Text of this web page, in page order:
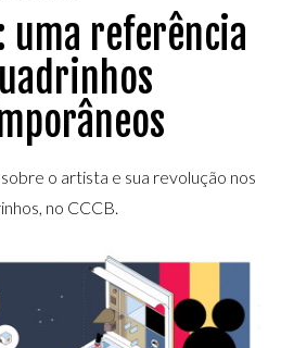
uma referência
o artista e sua revolução nos
no CCCB.